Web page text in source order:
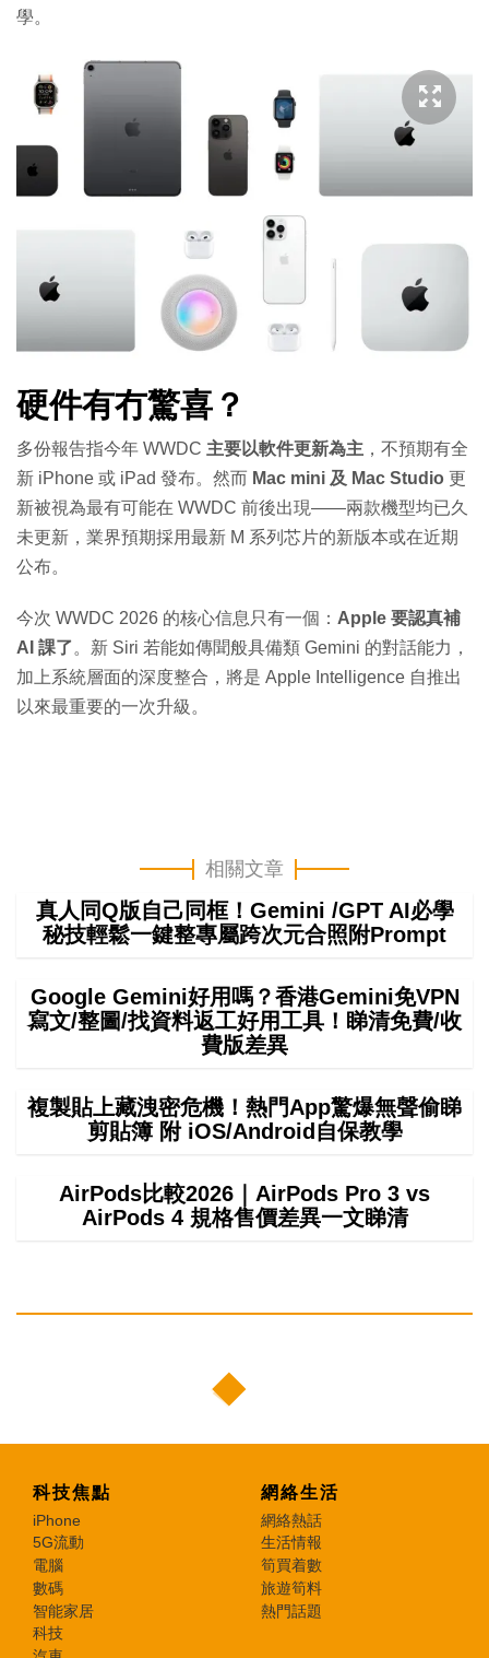
學。
硬件有冇驚喜？
多份報告指今年 WWDC 主要以軟件更新為主 ，不預期有全
新 iPhone 或 iPad 發布。然而 Mac mini 及 Mac Studio 更
新被視為最有可能在 WWDC 前後出現——兩款機型均已久
未更新，業界預期採用最新 M 系列芯片的新版本或在近期
公布。
今次 WWDC 2026 的核心信息只有一個： Apple 要認真補
AI 課了。新 Siri 若能如傳聞般具備類 Gemini 的對話能力，
加上系統層面的深度整合，將是 Apple Intelligence 自推出
以來最重要的一次升級。
相關文章
真人同Q版自己同框！Gemini /GPT AI必學
秘技輕鬆一鍵整專屬跨次元合照附Prompt
Google Gemini好用嗎？香港Gemini免VPN
寫文/整圖/找資料返工好用工具！睇清免費/收
費版差異
複製貼上藏洩密危機！熱門App驚爆無聲偷睇
剪貼簿 附 iOS/Android自保教學
AirPods比較2026｜AirPods Pro 3 vs
AirPods 4 規格售價差異一文睇清
科技焦點
iPhone
5G流動
電腦
數碼
智能家居
科技
網絡生活
網絡熱話
生活情報
筍買着數
旅遊筍料
熱門話題